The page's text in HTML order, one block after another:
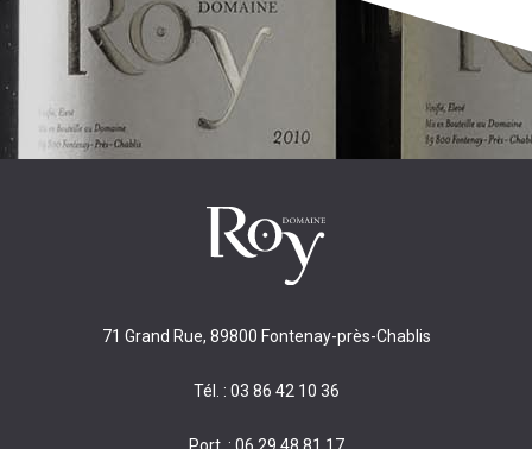
71 Grand Rue, 89800 Fontenay-près-Chablis
Tél. : 03 86 42 10 36
Port. : 06 29 48 81 17